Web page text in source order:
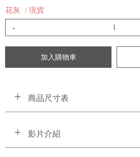
花灰 / 現貨
-
加入購物車
商品尺寸表
影片介紹